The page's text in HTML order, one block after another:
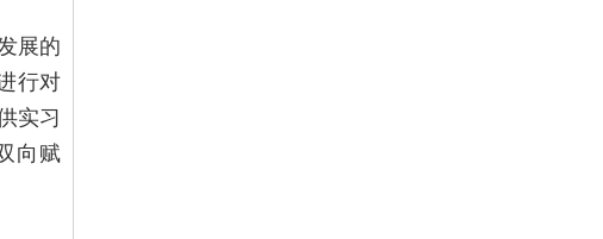
展的
行对
实习
向赋